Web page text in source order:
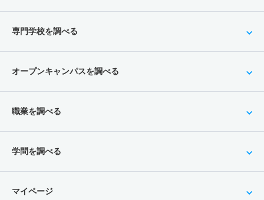
専門学校を調べる
オープンキャンパスを調べる
職業を調べる
学問を調べる
マイページ